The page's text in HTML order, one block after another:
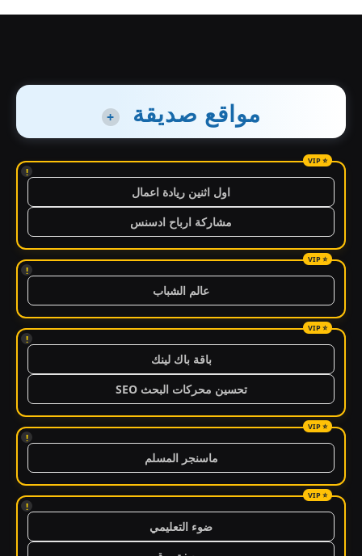
مواقع صديقة +
!
اول اثنين ريادة اعمال
مشاركة ارباح ادسنس
!
عالم الشباب
!
باقة باك لينك
تحسين محركات البحث SEO
!
ماسنجر المسلم
!
ضوء التعليمي